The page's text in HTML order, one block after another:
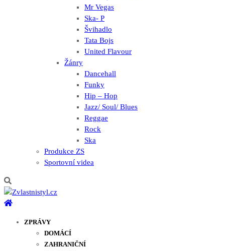
Mr Vegas
Ska- P
Švihadlo
Tata Bojs
United Flavour
Žánry
Dancehall
Funky
Hip – Hop
Jazz/ Soul/ Blues
Reggae
Rock
Ska
Produkce ZS
Sportovní videa
ZPRÁVY
DOMÁCÍ
ZAHRANIČNÍ